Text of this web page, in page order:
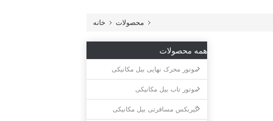
خانه محصولات
همه محصولات
موتور محرک نهایی بیل مکانیکی
موتور تاب بیل مکانیکی
گیربکس مسافرتی بیل مکانیکی